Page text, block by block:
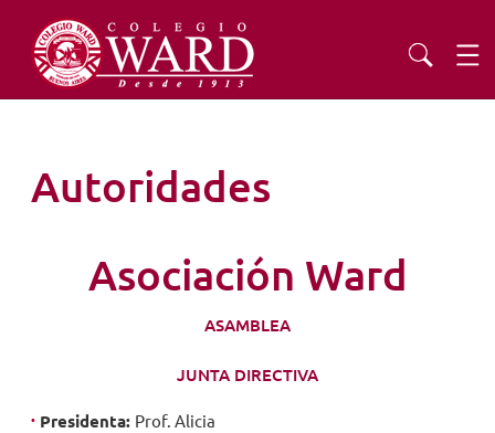
EDUCACIÓN
ADMISIONES
Autoridades
Asociación Ward
ASAMBLEA
JUNTA DIRECTIVA
Presidenta: Prof. Alicia